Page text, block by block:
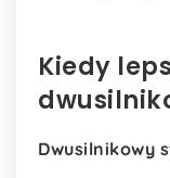
Kiedy
Dwusilnikowy